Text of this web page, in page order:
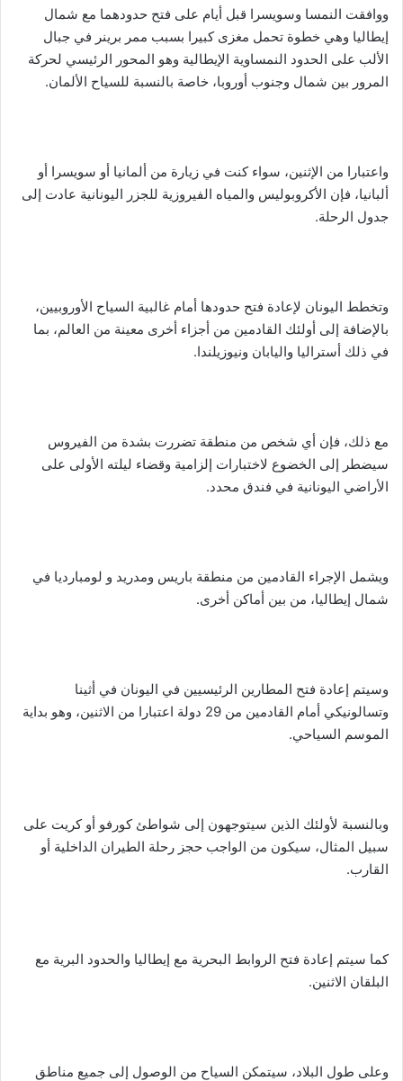
ووافقت النمسا وسويسرا قبل أيام على فتح حدودهما مع شمال
إيطاليا وهي خطوة تحمل مغزى كبيرا بسبب ممر برينر في جبال
الألب على الحدود النمساوية الإيطالية وهو المحور الرئيسي لحركة
المرور بين شمال وجنوب أوروبا، خاصة بالنسبة للسياح الألمان.
واعتبارا من الإثنين، سواء كنت في زيارة من ألمانيا أو سويسرا أو
ألبانيا، فإن الأكروبوليس والمياه الفيروزية للجزر اليونانية عادت إلى
جدول الرحلة.
وتخطط اليونان لإعادة فتح حدودها أمام غالبية السياح الأوروبيين،
بالإضافة إلى أولئك القادمين من أجزاء أخرى معينة من العالم، بما
في ذلك أستراليا واليابان ونيوزيلندا.
مع ذلك، فإن أي شخص من منطقة تضررت بشدة من الفيروس
سيضطر إلى الخضوع لاختبارات إلزامية وقضاء ليلته الأولى على
الأراضي اليونانية في فندق محدد.
ويشمل الإجراء القادمين من منطقة باريس ومدريد و لومبارديا في
شمال إيطاليا، من بين أماكن أخرى.
وسيتم إعادة فتح المطارين الرئيسيين في اليونان في أثينا
وتسالونيكي أمام القادمين من 29 دولة اعتبارا من الاثنين، وهو بداية
الموسم السياحي.
وبالنسبة لأولئك الذين سيتوجهون إلى شواطئ كورفو أو كريت على
سبيل المثال، سيكون من الواجب حجز رحلة الطيران الداخلية أو
القارب.
كما سيتم إعادة فتح الروابط البحرية مع إيطاليا والحدود البرية مع
البلقان الاثنين.
وعلى طول البلاد، سيتمكن السياح من الوصول إلى جميع مناطق